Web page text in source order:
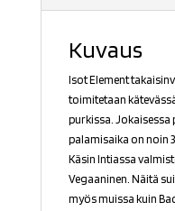
Kuvaus
Isot Element
toimitetaan
purkissa. Jokaisessa
palamisaika on noin
Käsin Intiassa
Vegaaninen. Näitä
myös muissa kuin